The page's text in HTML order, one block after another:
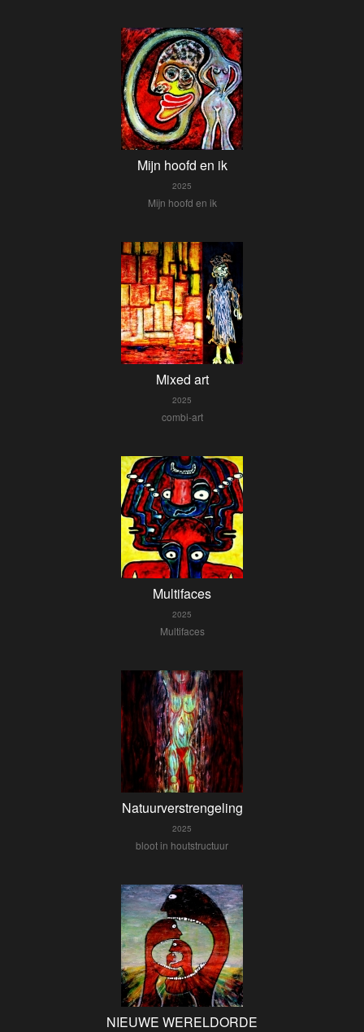
Mijn hoofd en ik
2025
Mijn hoofd en ik
Mixed art
2025
combi-art
Multifaces
2025
Multifaces
Natuurverstrengeling
2025
bloot in houtstructuur
NIEUWE WERELDORDE